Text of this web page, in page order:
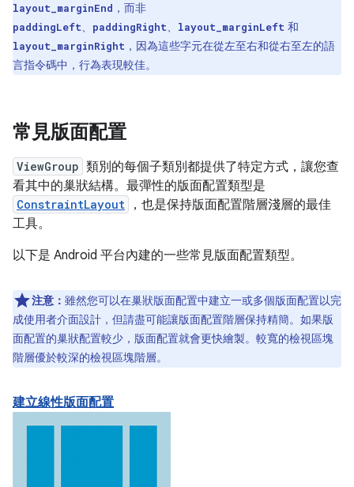
layout_marginEnd ，而非
paddingLeft、 paddingRight、 layout_marginLeft 和
layout_marginRight ，因為這些字元在從左至右和從右至左的語
言指令碼中，行為表現較佳。
常見版面配置
ViewGroup 類別的每個子類別都提供了特定方式，讓您查
看其中的巢狀結構。最彈性的版面配置類型是
ConstraintLayout
，也是保持版面配置階層淺層的最佳
工具。
以下是 Android 平台內建的一些常見版面配置類型。
注意： 雖然您可以在巢狀版面配置中建立一或多個版面配置以完
成使用者介面設計，但請盡可能讓版面配置階層保持精簡。如果版
面配置的巢狀配置較少，版面配置就會更快繪製。較寬的檢視區塊
階層優於較深的檢視區塊階層。
建立線性版面配置